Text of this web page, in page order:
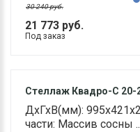
21 773 руб.
30 240 руб.
Под заказ
Стеллаж Квадро-С 20-
ДхГхВ(мм):
части: Массив сосны ..